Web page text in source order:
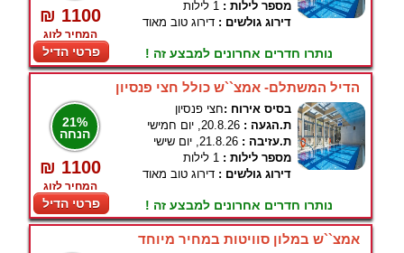
₪ 1100
המחיר לזוג
פרטי הדיל
מספר לילות : 1 לילות
דירוג גולשים : דירוג טוב מאוד
נותרו חדרים אחרונים למבצע זה !
הדיל המשתלם- אמצ``ש כולל חצי פנסיון
21%
הנחה
₪ 1100
המחיר לזוג
פרטי הדיל
בסיס אירוח :חצי פנסיון
ת.הגעה : 20.8.26, יום חמישי
ת.עזיבה : 21.8.26, יום שישי
מספר לילות : 1 לילות
דירוג גולשים : דירוג טוב מאוד
נותרו חדרים אחרונים למבצע זה !
אמצ``ש במלון סוויטות במחיר מיוחד